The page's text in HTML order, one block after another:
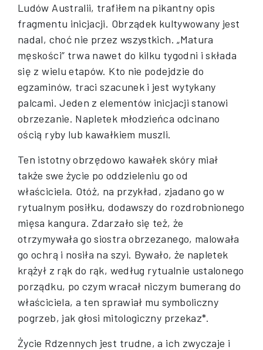
Ludów Australii, trafiłem na pikantny opis
fragmentu inicjacji. Obrządek kultywowany jest
nadal, choć nie przez wszystkich. „Matura
męskości” trwa nawet do kilku tygodni i składa
się z wielu etapów. Kto nie podejdzie do
egzaminów, traci szacunek i jest wytykany
palcami. Jeden z elementów inicjacji stanowi
obrzezanie. Napletek młodzieńca odcinano
ością ryby lub kawałkiem muszli.
Ten istotny obrzędowo kawałek skóry miał
także swe życie po oddzieleniu go od
właściciela. Otóż, na przykład, zjadano go w
rytualnym posiłku, dodawszy do rozdrobnionego
mięsa kangura. Zdarzało się też, że
otrzymywała go siostra obrzezanego, malowała
go ochrą i nosiła na szyi. Bywało, że napletek
krążył z rąk do rąk, według rytualnie ustalonego
porządku, po czym wracał niczym bumerang do
właściciela, a ten sprawiał mu symboliczny
pogrzeb, jak głosi mitologiczny przekaz*.
Życie Rdzennych jest trudne, a ich zwyczaje i